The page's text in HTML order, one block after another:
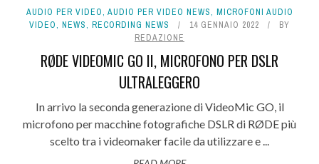
AUDIO PER VIDEO, AUDIO PER VIDEO NEWS, MICROFONI AUDIO
VIDEO, NEWS, RECORDING NEWS 14 GENNAIO 2022
BY
REDAZIONE
RØDE VIDEOMIC GO II, MICROFONO PER DSLR
ULTRALEGGERO
In arrivo la seconda generazione di VideoMic GO, il
microfono per macchine fotografiche DSLR di RØDE più
scelto tra i videomaker facile da utilizzare e ...